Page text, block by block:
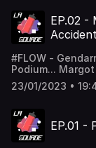
ces questions ! Pré-commande ici ton matelas gonflable
hyper résistant
EP.02 -
#FLOW -
Podium...
son parcours
est son point de
ton matelas
23/01/2023 •
EP.01 -